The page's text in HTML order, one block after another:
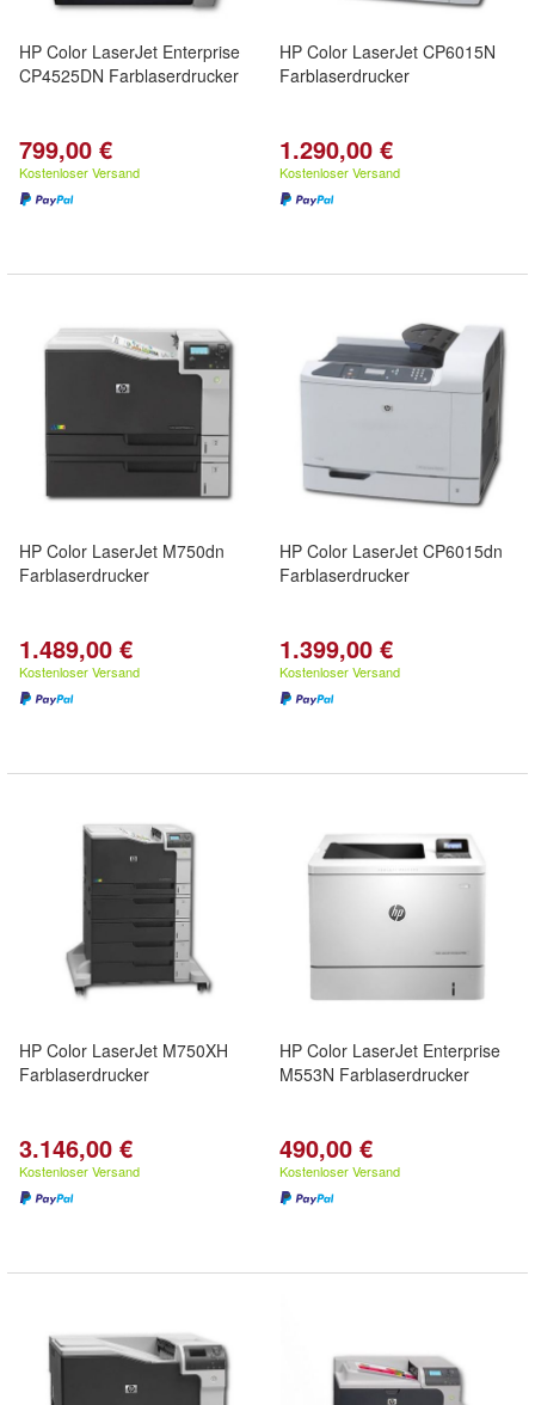
HP Color LaserJet Enterprise
CP4525DN Farblaserdrucker
799,00 €
Kostenloser Versand
HP Color LaserJet CP6015N
Farblaserdrucker
1.290,00 €
Kostenloser Versand
HP Color LaserJet M750dn
Farblaserdrucker
1.489,00 €
Kostenloser Versand
HP Color LaserJet CP6015dn
Farblaserdrucker
1.399,00 €
Kostenloser Versand
HP Color LaserJet M750XH
Farblaserdrucker
3.146,00 €
Kostenloser Versand
HP Color LaserJet Enterprise
M553N Farblaserdrucker
490,00 €
Kostenloser Versand